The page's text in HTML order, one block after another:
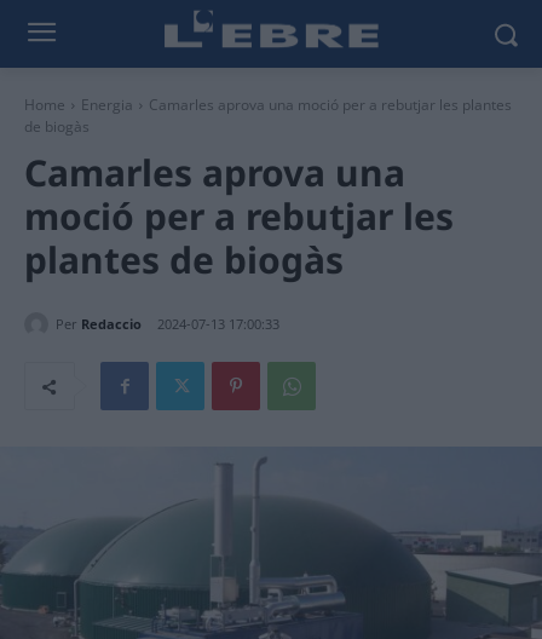
Home Energia
Camarles aprova una moció per a rebutjar les plantes
de biogàs
Camarles aprova una
moció per a rebutjar les
plantes de biogàs
Per Redaccio 2024-07-13 17:00:33